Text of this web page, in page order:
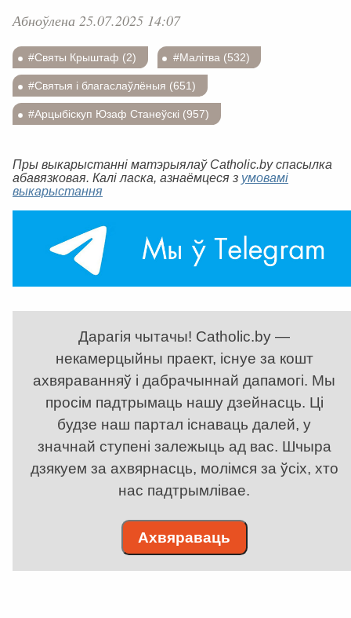
Абноўлена 25.07.2025 14:07
#Святы Крыштаф (2) #Малітва (532)
#Святыя і благаслаўлёныя (651)
#Арцыбіскуп Юзаф Станеўскі (957)
Пры выкарыстанні матэрыялаў Catholic.by спасылка
абавязковая. Калі ласка, азнаёмцеся з умовамі
выкарыстання
Дарагія чытачы! Catholic.by —
некамерцыйны праект, існуе за кошт
ахвяраванняў і дабрачыннай дапамогі. Мы
просім падтрымаць нашу дзейнасць. Ці
будзе наш партал існаваць далей, у
значнай ступені залежыць ад вас. Шчыра
дзякуем за ахвярнасць, молімся за ўсіх, хто
нас падтрымлівае.
Ахвяраваць